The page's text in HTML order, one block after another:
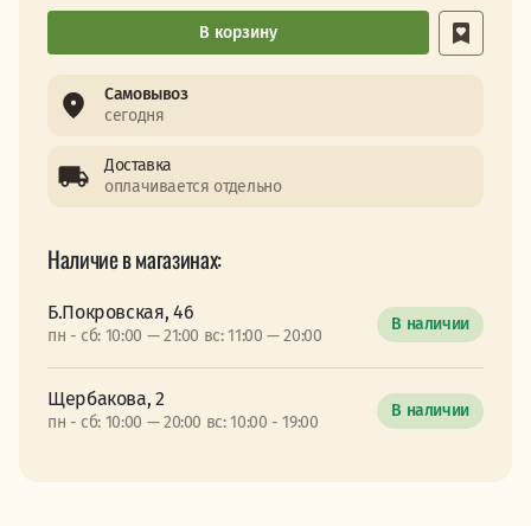
В корзину
Самовывоз
сегодня
Доставка
оплачивается отдельно
Наличие в магазинах:
Б.Покровская, 46
пн - сб: 10:00 — 21:00 вс: 11:00 — 20:00
В наличии
Щербакова, 2
пн - сб: 10:00 — 20:00 вс: 10:00 - 19:00
В наличии